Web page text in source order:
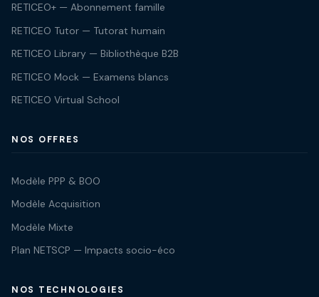
RETICEO+ — Abonnement famille
RETICEO Tutor — Tutorat humain
RETICEO Library — Bibliothèque B2B
RETICEO Mock — Examens blancs
RETICEO Virtual School
NOS OFFRES
Modèle PPP & BOO
Modèle Acquisition
Modèle Mixte
Plan NETSCP — Impacts socio-éco
NOS TECHNOLOGIES